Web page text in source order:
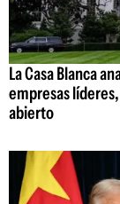
La Casa Blanca
empresas
abierto